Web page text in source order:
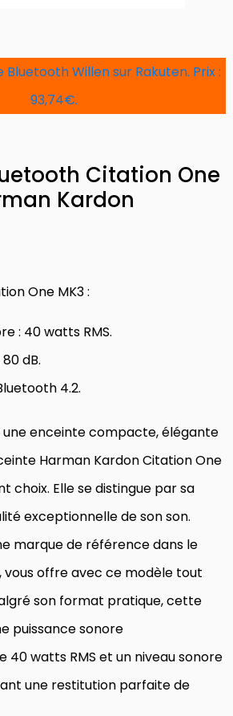
Willen sur Rakuten. Prix :
93,74€.
Citation One
Kardon
One MK3 :
: 40 watts RMS.
dB.
4.2.
une enceinte compacte, élégante
Harman Kardon Citation One
choix. Elle se distingue par sa
exceptionnelle de son son.
marque de référence dans le
vous offre avec ce modèle tout
son format pratique, cette
puissance sonore
40 watts RMS et un niveau sonore
une restitution parfaite de